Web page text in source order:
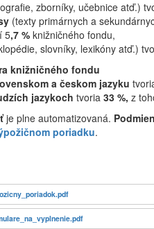
zborníky, učebnice atď.)
(texty primárnych a
5,7 %knižničného fondu,
slovníky, lexikóny atď.)
knižničného fondu
a českom jazyku
jazykoch tvoria 33 %, z
je plne automatizovaná.
poriadku.